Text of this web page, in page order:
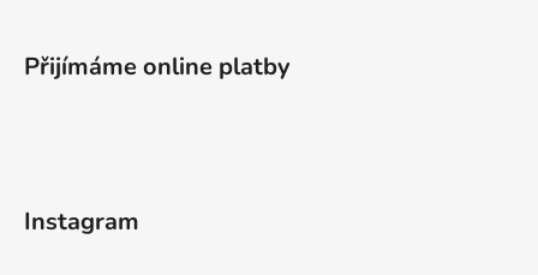
Přijímáme online platby
Instagram